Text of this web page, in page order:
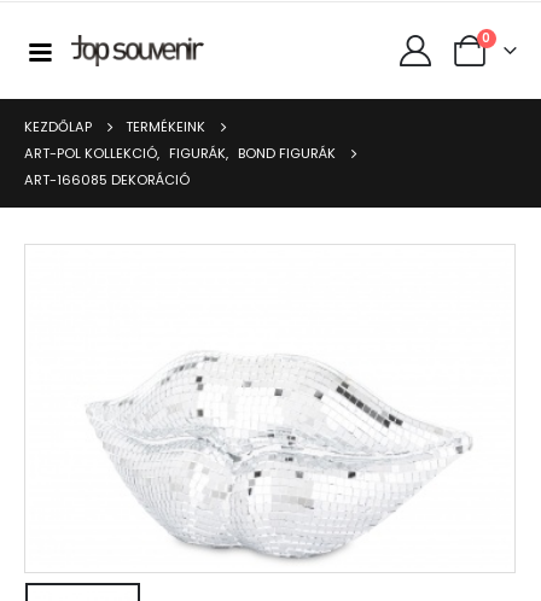
0
KEZDŐLAP
TERMÉKEINK
ART-POL KOLLEKCIÓ, FIGURÁK, BOND FIGURÁK
ART-166085 DEKORÁCIÓ